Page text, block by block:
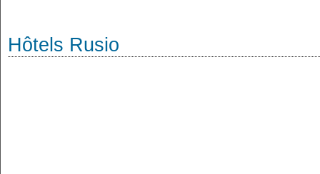
Hôtels Rusio